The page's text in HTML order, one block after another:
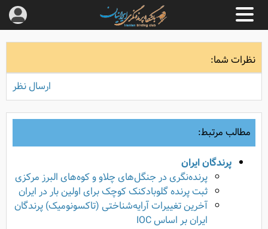
نظرات شما:
ارسال نظر
مطالب مرتبط:
پرندگان ایران
پرنده‌نگری در جنگل‌های چلاو و کوه‌های البرز مرکزی
ثبت پرنده گلوبادکنک کوچک برای اولین بار در ایران
آخرین تغییرات آرایه‌شناختی (تاکسونومیک) پرندگان
ایران بر اساس IOC